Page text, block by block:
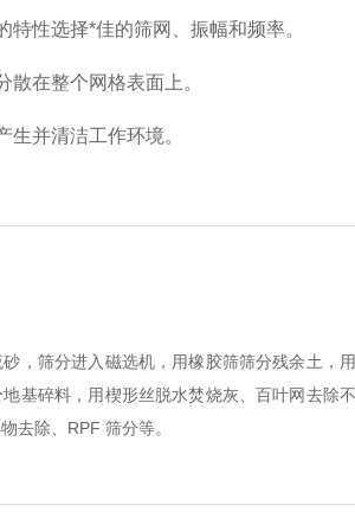
特性选择*佳的筛网、振幅和频率。
散在整个网格表面上。
生并清洁工作环境。
，筛分进入磁选机，用橡胶筛筛分残余土
基碎料，用楔形丝脱水焚烧灰、百叶网去除
去除、RPF 筛分等。